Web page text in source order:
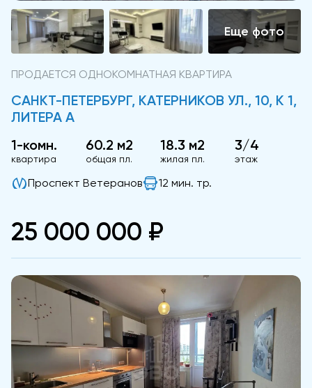
ПРОДАЕТСЯ ОДНОКОМНАТНАЯ КВАРТИРА
САНКТ-ПЕТЕРБУРГ, КАТЕРНИКОВ УЛ., 10, К 1,
ЛИТЕРА А
1-комн.
квартира
60.2 м2
общая пл.
18.3 м2
жилая пл.
3/4
этаж
Проспект Ветеранов 12 мин. тр.
25 000 000 ₽